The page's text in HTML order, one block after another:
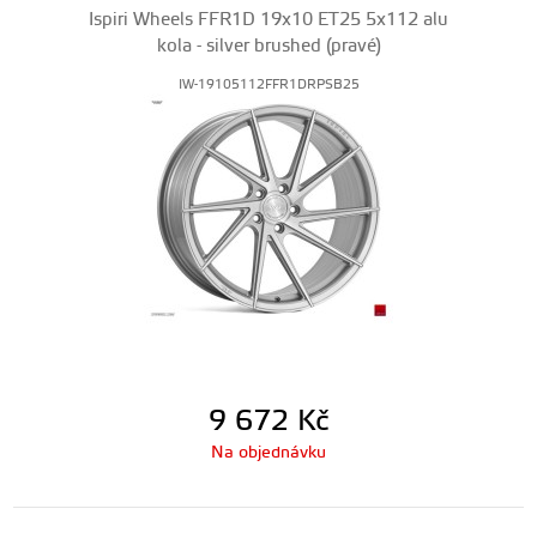
Ispiri Wheels FFR1D 19x10 ET25 5x112 alu
kola - silver brushed (pravé)
IW-19105112FFR1DRPSB25
9 672 Kč
Na objednávku